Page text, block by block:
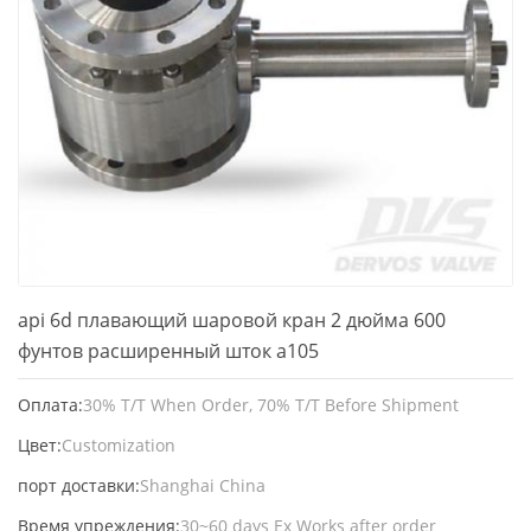
api 6d плавающий шаровой кран 2 дюйма 600
фунтов расширенный шток a105
Оплата:30% T/T When Order, 70% T/T Before Shipment
Цвет:Customization
порт доставки:Shanghai China
Время упреждения:30~60 days Ex Works after order